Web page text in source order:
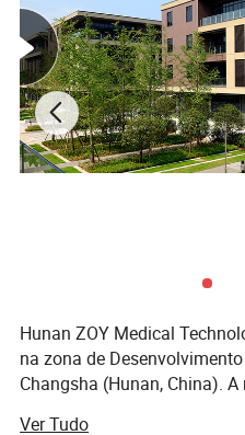
Hunan ZOY Medical
na zona de
Changsha (Hunan, China).
Ver Tudo